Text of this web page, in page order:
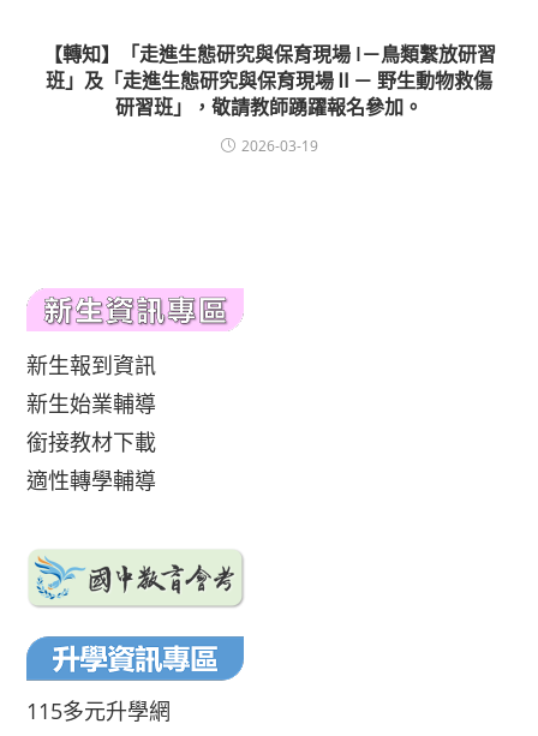
【轉知】「走進生態研究與保育現場 I－鳥類繫放研習
班」及「走進生態研究與保育現場Ⅱ－ 野生動物救傷
研習班」，敬請教師踴躍報名參加。
2026-03-19
新生報到資訊
新生始業輔導
銜接教材下載
適性轉學輔導
115多元升學網